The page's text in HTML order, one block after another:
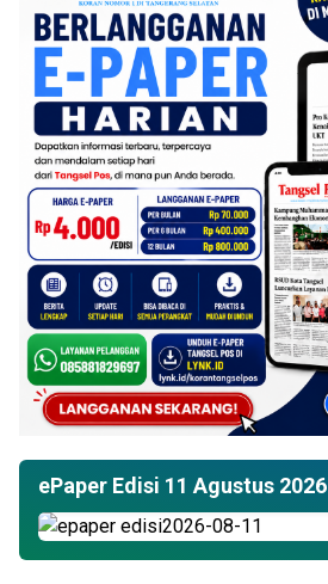
ePaper Edisi 11 Agustus 2026